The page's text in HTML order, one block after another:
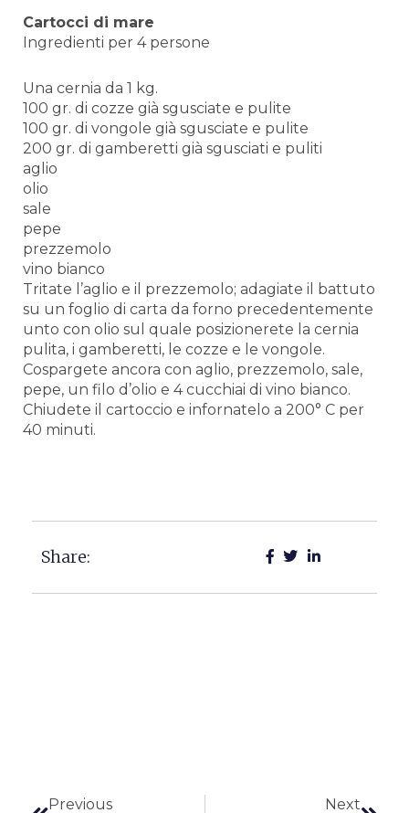
Cartocci di mare
Ingredienti per 4 persone
Una cernia da 1 kg.
100 gr. di cozze già sgusciate e pulite
100 gr. di vongole già sgusciate e pulite
200 gr. di gamberetti già sgusciati e puliti
aglio
olio
sale
pepe
prezzemolo
vino bianco
Tritate l’aglio e il prezzemolo; adagiate il battuto
su un foglio di carta da forno precedentemente
unto con olio sul quale posizionerete la cernia
pulita, i gamberetti, le cozze e le vongole.
Cospargete ancora con aglio, prezzemolo, sale,
pepe, un filo d’olio e 4 cucchiai di vino bianco.
Chiudete il cartoccio e infornatelo a 200° C per
40 minuti.
Share:
Previous Next